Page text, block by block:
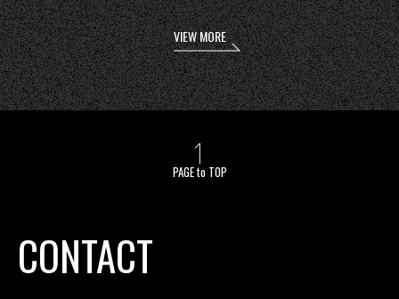
VIEW MORE
PAGE to TOP
CONTACT